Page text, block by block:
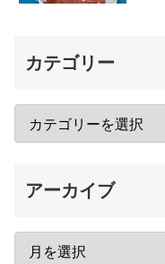
カテゴリー
アーカイブ